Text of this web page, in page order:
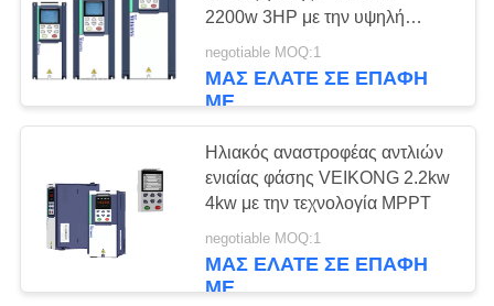
ΒΊΝΤΕΟ
ΣΧΕΤΙΚΆ
ΕΜΆΣ
ΕΡΓΟΣΤΆΣΙΟ
ΠΕΡΙΉΓΗΣΗ
2200w 3HP με την υψηλή
αποδοτικότητα MPPT
negotiable MOQ:1
ΜΑΣ ΕΛΆΤΕ ΣΕ ΕΠΑΦΉ
ΜΕ
Ηλιακός αναστροφέας αντλιών
ενιαίας φάσης VEIKONG 2.2kw
4kw με την τεχνολογία MPPT
negotiable MOQ:1
ΜΑΣ ΕΛΆΤΕ ΣΕ ΕΠΑΦΉ
ΜΕ